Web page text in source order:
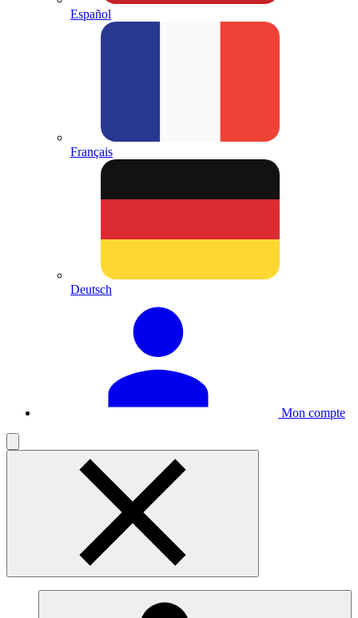
Español
Français
Deutsch
Mon compte